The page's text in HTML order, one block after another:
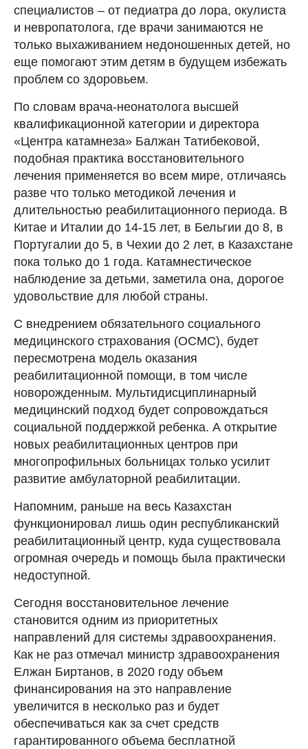
специалистов – от педиатра до лора, окулиста
и невропатолога, где врачи занимаются не
только выхаживанием недоношенных детей, но
еще помогают этим детям в будущем избежать
проблем со здоровьем.
По словам врача-неонатолога высшей
квалификационной категории и директора
«Центра катамнеза» Балжан Татибековой,
подобная практика восстановительного
лечения применяется во всем мире, отличаясь
разве что только методикой лечения и
длительностью реабилитационного периода. В
Китае и Италии до 14-15 лет, в Бельгии до 8, в
Португалии до 5, в Чехии до 2 лет, в Казахстане
пока только до 1 года. Катамнестическое
наблюдение за детьми, заметила она, дорогое
удовольствие для любой страны.
С внедрением обязательного социального
медицинского страхования (ОСМС), будет
пересмотрена модель оказания
реабилитационной помощи, в том числе
новорожденным. Мультидисциплинарный
медицинский подход будет сопровождаться
социальной поддержкой ребенка. А открытие
новых реабилитационных центров при
многопрофильных больницах только усилит
развитие амбулаторной реабилитации.
Напомним, раньше на весь Казахстан
функционировал лишь один республиканский
реабилитационный центр, куда существовала
огромная очередь и помощь была практически
недоступной.
Сегодня восстановительное лечение
становится одним из приоритетных
направлений для системы здравоохранения.
Как не раз отмечал министр здравоохранения
Елжан Биртанов, в 2020 году объем
финансирования на это направление
увеличится в несколько раз и будет
обеспечиваться как за счет средств
гарантированного объема бесплатной